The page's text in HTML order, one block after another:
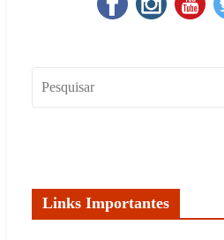
Links Importantes